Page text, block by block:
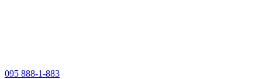
095 888-1-883